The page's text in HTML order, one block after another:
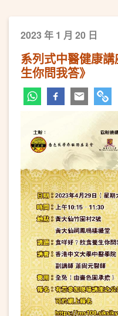
2023 年 1 月 20 日
系列式中醫健康
生你問我答》